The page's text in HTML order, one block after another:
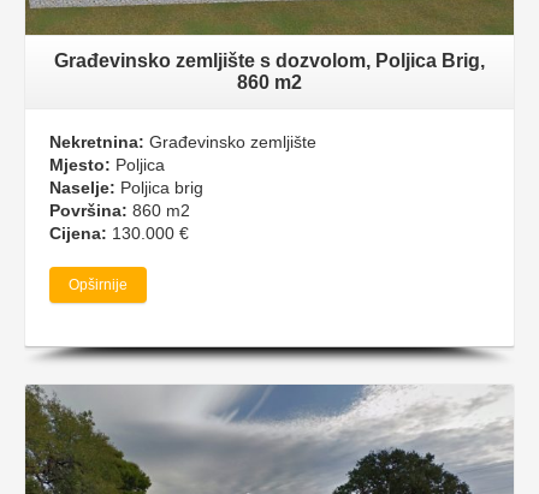
Građevinsko zemljište s dozvolom, Poljica Brig,
860 m2
Nekretnina: Građevinsko zemljište
Mjesto: Poljica
Naselje: Poljica brig
Površina: 860 m2
Cijena: 130.000 €
Opširnije